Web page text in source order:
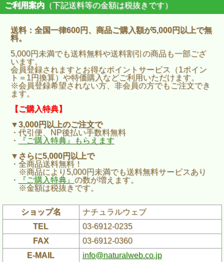
ご利用案内 （下記送料等の金額は税抜きです）
送料：全国一律600円、商品ご購入額が5,000円以上で無
料。
5,000円未満でも送料無料や送料割引の商品も一部ござ
います。
会員登録されますとお得なポイントサービス（1ポイン
ト＝1円換算）や特価購入などご利用いただけます。
※会員登録希望されない方、非会員の方でもご注文でき
ます。
【ご購入特典】
▼3,000円以上のご注文で
・代引便、NP後払い手数料無料
・
『ご購入特典』もらえます
▼さらに5,000円以上で
・全商品送料無料！
※商品により5,000円未満でも送料無料サービスあり
・
『ご購入特典』 の数が増えます。
※金額は税抜きです。
ショップ名
ナチュラルウェブ
TEL
03-6912-0235
FAX
03-6912-0360
E-MAIL
info@naturalweb.co.jp